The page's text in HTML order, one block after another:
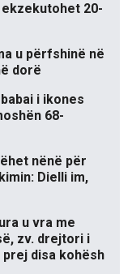
20-
u përfshinë në
dorë
i ikones
68-
nënë për
Dielli im,
u vra me
zv. drejtori i
disa kohësh